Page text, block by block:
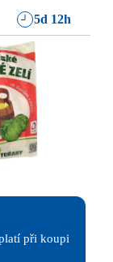
5d 12h
při koupi